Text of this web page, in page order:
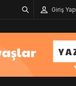
Giriş Yap